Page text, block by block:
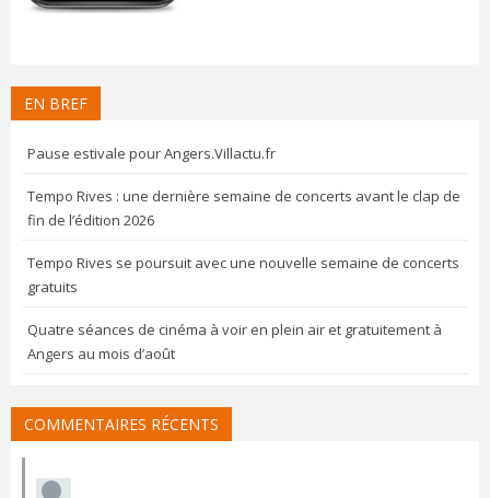
EN BREF
Pause estivale pour Angers.Villactu.fr
Tempo Rives : une dernière semaine de concerts avant le clap de
fin de l’édition 2026
Tempo Rives se poursuit avec une nouvelle semaine de concerts
gratuits
Quatre séances de cinéma à voir en plein air et gratuitement à
Angers au mois d’août
COMMENTAIRES RÉCENTS